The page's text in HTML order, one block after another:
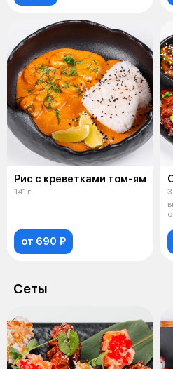
Рис с креветками том-ям
141 г
от 690 ₽
Сеты